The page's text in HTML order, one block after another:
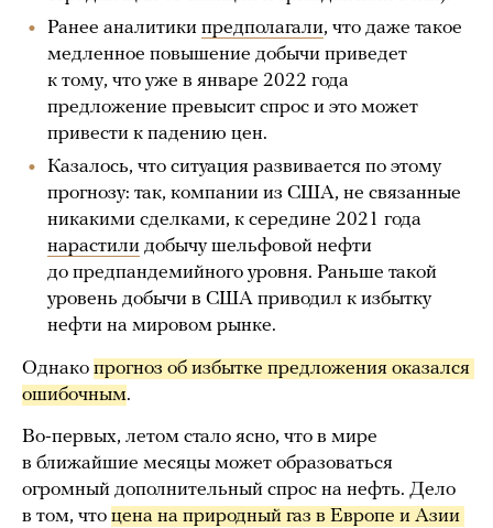
Ранее аналитики предполагали, что даже такое
медленное повышение добычи приведет
к тому, что уже в январе 2022 года
предложение превысит спрос и это может
привести к падению цен.
Казалось, что ситуация развивается по этому
прогнозу: так, компании из США, не связанные
никакими сделками, к середине 2021 года
нарастили добычу шельфовой нефти
до предпандемийного уровня. Раньше такой
уровень добычи в США приводил к избытку
нефти на мировом рынке.
Однако прогноз об избытке предложения оказался
ошибочным.
Во-первых, летом стало ясно, что в мире
в ближайшие месяцы может образоваться
огромный дополнительный спрос на нефть. Дело
в том, что цена на природный газ в Европе и Азии